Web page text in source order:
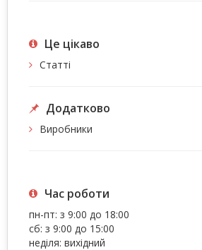
Це цiкаво
Статті
Додатково
Виробники
Час роботи
пн-пт: з 9:00 до 18:00
сб: з 9:00 до 15:00
неділя: вихідний